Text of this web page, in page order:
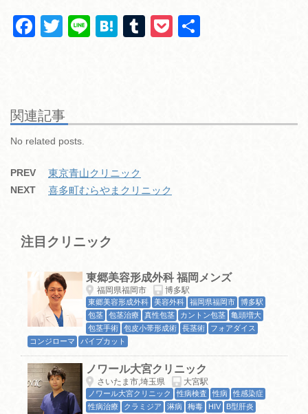
F
b
o
k
T
Li
H
T
P
関連記事
No related posts.
PREV 東京青山クリニック
NEXT 喜多町むらやまクリニック
注目クリニック
東郷美容形成外科 福岡メンズ
福岡県福岡市 博多駅
東郷美容形成外科 美容外科 福岡県福岡市
博多駅
包茎
包茎治療 真性包茎 カントン包茎
亀頭増大
包茎手術
包皮小帯形成術 長茎術
フォアダイス
コンジローマ
パイプカット
ノワール大宮クリニック
さいたま市,埼玉県 大宮駅
ノワール大宮クリニック 性病検査 性病
性感染症
性病治療
クラミジア 淋病 梅毒 HIV
B型肝炎